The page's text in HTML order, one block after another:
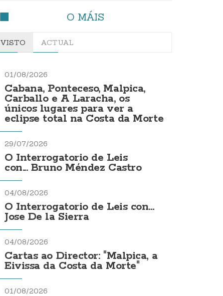
O MÁIS
VISTO ACTUAL
01/08/2026
Cabana, Ponteceso, Malpica,
Carballo e A Laracha, os
únicos lugares para ver a
eclipse total na Costa da Morte
29/07/2026
O Interrogatorio de Leis
con... Bruno Méndez Castro
04/08/2026
O Interrogatorio de Leis con...
Jose De la Sierra
04/08/2026
Cartas ao Director: "Malpica, a
Eivissa da Costa da Morte"
01/08/2026